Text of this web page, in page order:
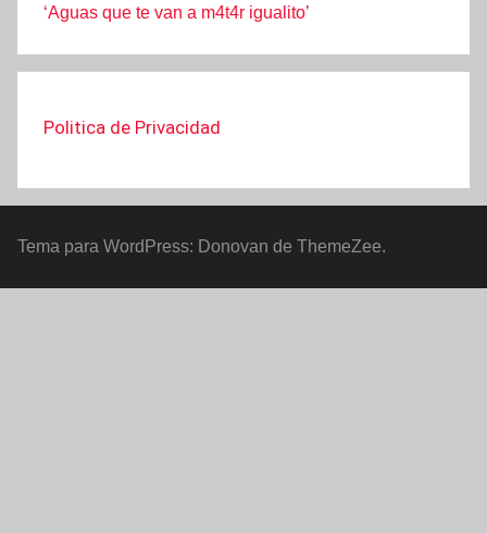
‘Aguas que te van a m4t4r igualito’
Politica de Privacidad
Tema para WordPress: Donovan de ThemeZee.